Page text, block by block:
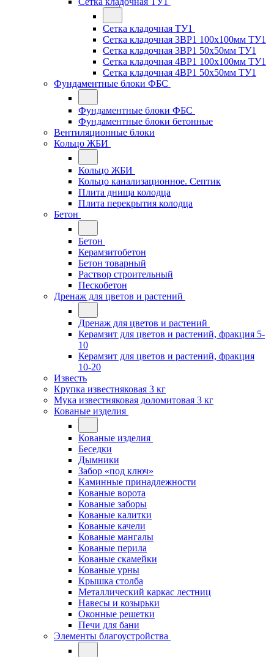
Сетка кладочная ТУ1
Сетка кладочная 3ВР1 100x100мм ТУ1
Сетка кладочная 3ВР1 50x50мм ТУ1
Сетка кладочная 4ВР1 100x100мм ТУ1
Сетка кладочная 4ВР1 50x50мм ТУ1
Фундаментные блоки ФБС
Фундаментные блоки ФБС
Фундаментные блоки бетонные
Вентиляционные блоки
Кольцо ЖБИ
Кольцо ЖБИ
Кольцо канализационное. Септик
Плита днища колодца
Плита перекрытия колодца
Бетон
Бетон
Керамзитобетон
Бетон товарный
Раствор строительный
Пескобетон
Дренаж для цветов и растений
Дренаж для цветов и растений
Керамзит для цветов и растений, фракция 5-
10
Керамзит для цветов и растений, фракция
10-20
Известь
Крупка известняковая 3 кг
Мука известняковая доломитовая 3 кг
Кованые изделия
Кованые изделия
Беседки
Дымники
Забор «под ключ»
Каминные принадлежности
Кованые ворота
Кованые заборы
Кованые калитки
Кованые качели
Кованые мангалы
Кованые перила
Кованые скамейки
Кованые урны
Крышка столба
Металлический каркас лестниц
Навесы и козырьки
Оконные решетки
Печи для бани
Элементы благоустройства